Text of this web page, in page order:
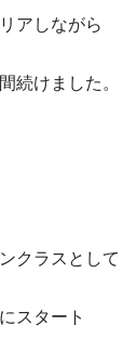
アしながら
続けました。
クラスとして
スタート